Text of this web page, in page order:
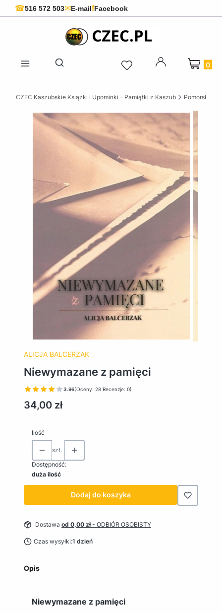
☎516 572 503✉E-mailfFacebook
Otwórz wyszukiwarkę
Produkty
CZEC Kaszubskie Książki i Upominki - Pamiątki z Kaszub Pomorskie
ALICJA BALCERZAK
Niewymazane z pamięci
3.96(Oceny: 28 Recenzje: 0)
Cena
34,00 zł
Ilość
szt.
Dostępność:
duża ilość
Dodaj do koszyka
Dostawa od 0,00 zł- ODBIÓR OSOBISTY
Czas wysyłki:1 dzień
Opis
Niewymazane z pamięci